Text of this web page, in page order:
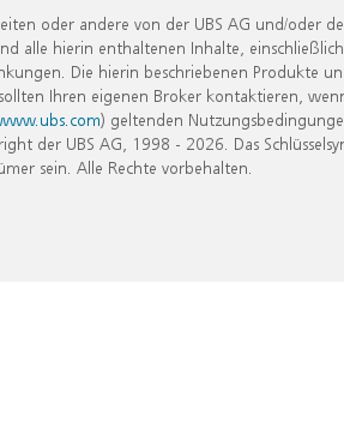
oder andere von der UBS AG und/oder
alle hierin enthaltenen Inhalte,
Die hierin beschriebenen Produkte
Ihren eigenen Broker kontaktieren,
) geltenden
der UBS AG, 1998 - 2026. Das
sein. Alle Rechte vorbehalten.